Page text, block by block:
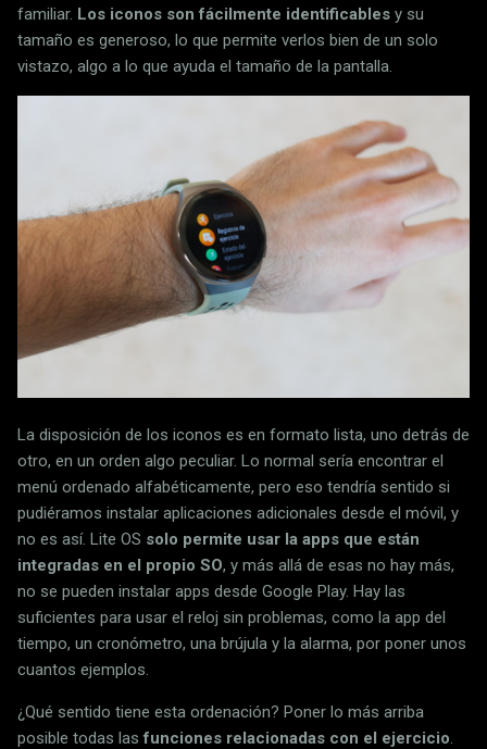
familiar. Los iconos son fácilmente identificables y su
tamaño es generoso, lo que permite verlos bien de un solo
vistazo, algo a lo que ayuda el tamaño de la pantalla.
La disposición de los iconos es en formato lista, uno detrás de
otro, en un orden algo peculiar. Lo normal sería encontrar el
menú ordenado alfabéticamente, pero eso tendría sentido si
pudiéramos instalar aplicaciones adicionales desde el móvil, y
no es así. Lite OS solo permite usar la apps que están
integradas en el propio SO, y más allá de esas no hay más,
no se pueden instalar apps desde Google Play. Hay las
suficientes para usar el reloj sin problemas, como la app del
tiempo, un cronómetro, una brújula y la alarma, por poner unos
cuantos ejemplos.
¿Qué sentido tiene esta ordenación? Poner lo más arriba
posible todas lasfunciones relacionadas con el ejercicio.